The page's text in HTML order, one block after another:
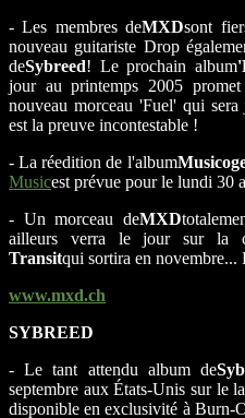
- Les membres deMXDsont
nouveau guitariste Drop
deSybreed! Le prochain album
jour au printemps 2005
nouveau morceau 'Fuel' qui
est la preuve incontestable !
- La réedition de l'album
Musicest prévue pour le lundi 30
- Un morceau deMXD
ailleurs verra le jour sur la
Transitqui sortira en
www.mxd.ch
SYBREED
- Le tant attendu album de
septembre aux États-Unis sur le
disponible en exclusivité à Burn-